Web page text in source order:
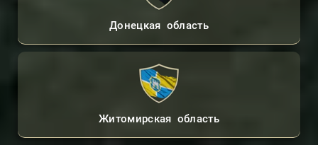
Донецкая область
Житомирская область